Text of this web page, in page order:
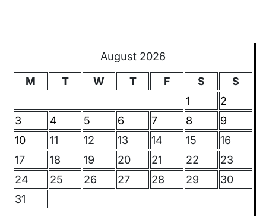
August 2026
M
T W T F S
S
1
2
3
4 5 6 7 8
9
10
11 12 13 14 15
16
17
18 19 20 21 22
23
24
25 26 27 28 29
30
31